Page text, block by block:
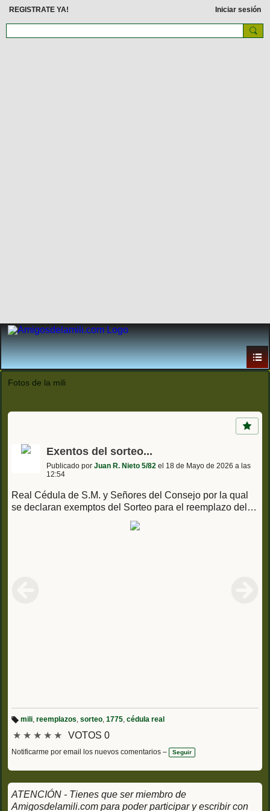
REGISTRATE YA! Iniciar sesión
Fotos de la mili
Exentos del sorteo...
Publicado por Juan R. Nieto 5/82 el 18 de Mayo de 2026 a las
12:54
Real Cédula de S.M. y Señores del Consejo por la qual
se declaran exemptos del Sorteo para el reemplazo del
ejército a los escribientes que ...
iq
et
a
mili reemplazos sorteo 1775 cédula real
★ ★ ★ ★ ★ VOTOS 0
Notificarme por email los nuevos comentarios – Seguir
ATENCIÓN - Tienes que ser miembro de
Amigosdelamili.com para poder participar y escribir con